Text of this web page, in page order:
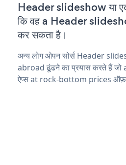
Header slideshow या
कि वह a Header
कर सकता है।
अन्य लोग ओपन सोर्स Header
abroad ढूंढने का प्रयास करते हैं
ऐप्स at rock-bottom prices